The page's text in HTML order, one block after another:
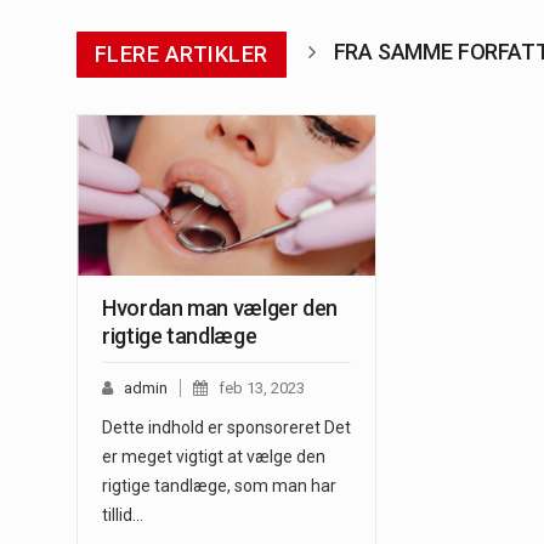
FLERE ARTIKLER FRA SAMME
Hvordan man vælger den
rigtige tandlæge
admin feb 13, 2023
Dette indhold er sponsoreret Det
er meget vigtigt at vælge den
rigtige tandlæge, som man har
tillid…